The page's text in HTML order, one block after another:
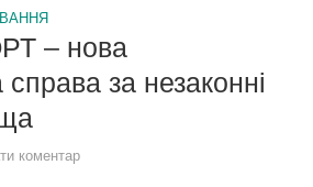
– нова
за незаконні
коментар